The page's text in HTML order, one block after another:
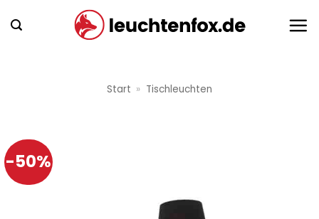
Inhalt
Start » Tischleuchten
-50%